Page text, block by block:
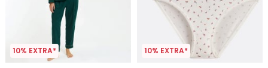
10% EXTRA* 10% EXTRA*